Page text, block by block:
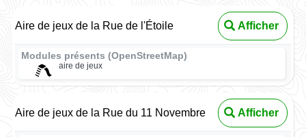
Aire de jeux de la Rue de l'Étoile Afficher
Modules présents (OpenStreetMap)
aire de jeux
Aire de jeux de la Rue du 11 Novembre Afficher